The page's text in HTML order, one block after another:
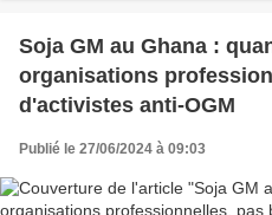
Soja GM au Ghana :
organisations
d'activistes anti-OGM
Publié le 27/06/2024 à 09:03